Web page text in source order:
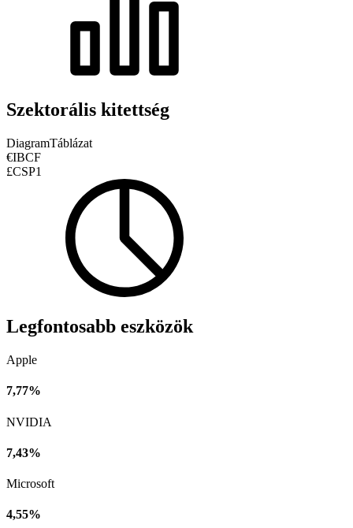
Szektorális kitettség
DiagramTáblázat
€IBCF
£CSP1
Legfontosabb eszközök
Apple
7,77%
NVIDIA
7,43%
Microsoft
4,55%